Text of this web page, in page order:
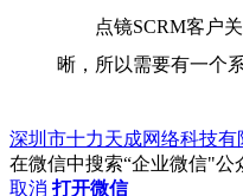
点镜SCRM客户关
晰，所以需要有一个
深圳市十力天成网络科技
在微信中搜索“企业微信"公
取消 打开微信